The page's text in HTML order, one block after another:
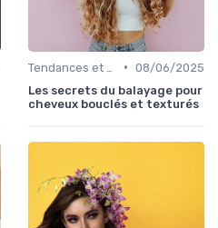
• 08/06/2025
Les secrets du balayage pour
cheveux bouclés et texturés